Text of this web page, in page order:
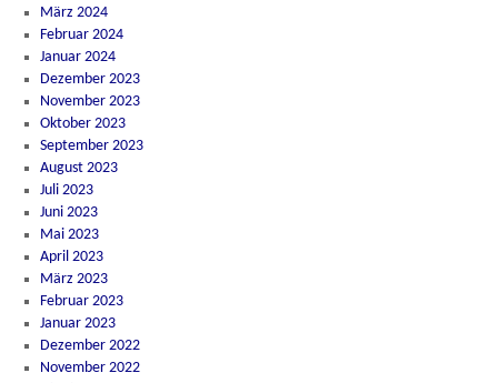
März 2024
Februar 2024
Januar 2024
Dezember 2023
November 2023
Oktober 2023
September 2023
August 2023
Juli 2023
Juni 2023
Mai 2023
April 2023
März 2023
Februar 2023
Januar 2023
Dezember 2022
November 2022